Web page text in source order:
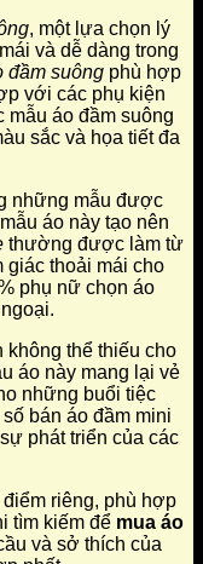
, một lựa chọn lý
và dễ dàng trong
đầm suông phù hợp
với các phụ kiện
mẫu áo đầm suông
sắc và họa tiết đa
những mẫu được
áo này tạo nên
thường được làm từ
giác thoải mái cho
phụ nữ chọn áo
không thể thiếu cho
áo này mang lại vẻ
những buổi tiệc
bán áo đầm mini
phát triển của các
riêng, phù hợp
tìm kiếm để mua áo
và sở thích của